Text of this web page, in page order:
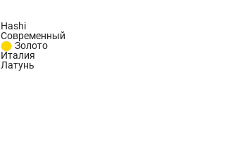
Hashi
Современный
Золото
Италия
Латунь